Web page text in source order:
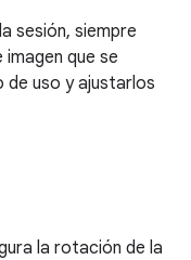
sesión, siempre
que se
de uso y ajustarlos
la rotación de la